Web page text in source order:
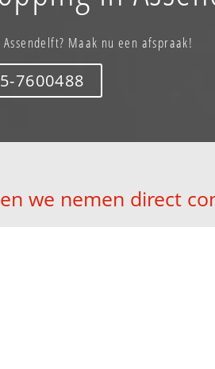
Maak nu een afspraak!
7600488
we nemen direct